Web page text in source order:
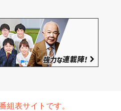
組表サイトです。